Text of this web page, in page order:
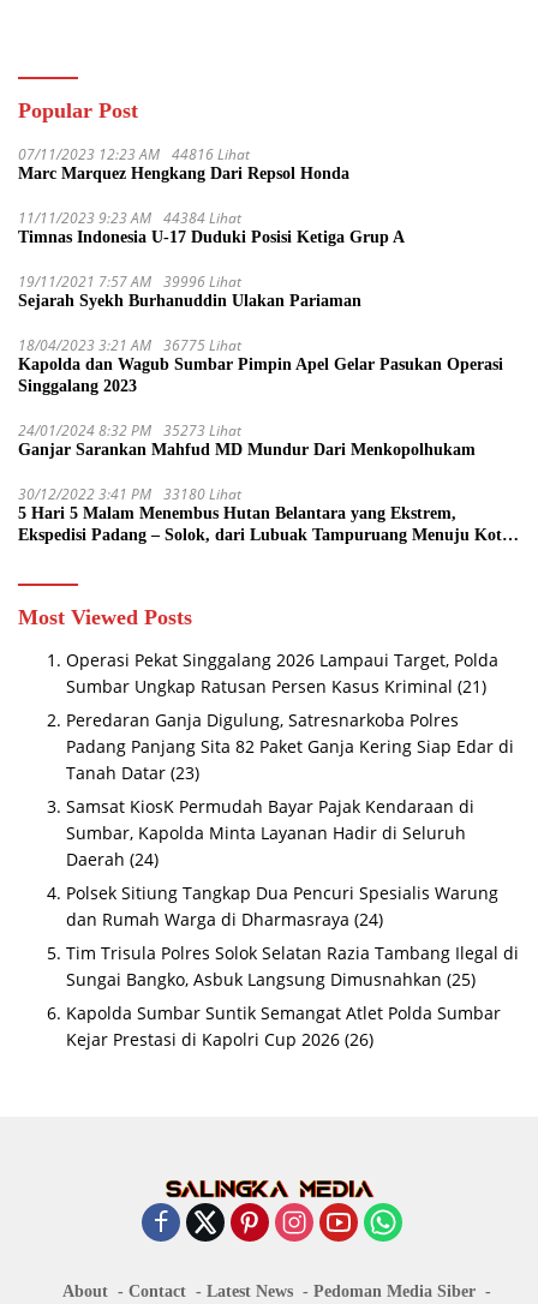
Popular Post
07/11/2023 12:23 AM 44816 Lihat
Marc Marquez Hengkang Dari Repsol Honda
11/11/2023 9:23 AM 44384 Lihat
Timnas Indonesia U-17 Duduki Posisi Ketiga Grup A
19/11/2021 7:57 AM 39996 Lihat
Sejarah Syekh Burhanuddin Ulakan Pariaman
18/04/2023 3:21 AM 36775 Lihat
Kapolda dan Wagub Sumbar Pimpin Apel Gelar Pasukan Operasi
Singgalang 2023
24/01/2024 8:32 PM 35273 Lihat
Ganjar Sarankan Mahfud MD Mundur Dari Menkopolhukam
30/12/2022 3:41 PM 33180 Lihat
5 Hari 5 Malam Menembus Hutan Belantara yang Ekstrem,
Ekspedisi Padang – Solok, dari Lubuak Tampuruang Menuju Koto
Most Viewed Posts
Operasi Pekat Singgalang 2026 Lampaui Target, Polda
Sumbar Ungkap Ratusan Persen Kasus Kriminal (21)
Peredaran Ganja Digulung, Satresnarkoba Polres
Padang Panjang Sita 82 Paket Ganja Kering Siap Edar di
Tanah Datar (23)
Samsat KiosK Permudah Bayar Pajak Kendaraan di
Sumbar, Kapolda Minta Layanan Hadir di Seluruh
Daerah (24)
Polsek Sitiung Tangkap Dua Pencuri Spesialis Warung
dan Rumah Warga di Dharmasraya (24)
Tim Trisula Polres Solok Selatan Razia Tambang Ilegal di
Sungai Bangko, Asbuk Langsung Dimusnahkan (25)
Kapolda Sumbar Suntik Semangat Atlet Polda Sumbar
Kejar Prestasi di Kapolri Cup 2026 (26)
About Contact Latest News Pedoman Media Siber